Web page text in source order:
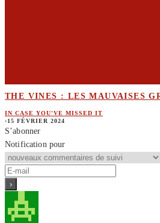
THE VINES : LES MAUVAISES
IN CASE YOU'VE MISSED IT
·15 FÉVRIER 2024
S’abonner
Notification pour